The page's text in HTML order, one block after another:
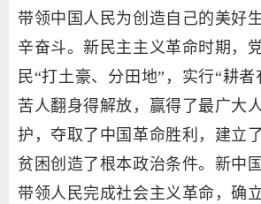
带领中国人民为创造自己的美好
辛奋斗。新民主主义革命时期，
民“打土豪、分田地”，实行“耕
苦人翻身得解放，赢得了最广大
护，夺取了中国革命胜利，建立
贫困创造了根本政治条件。新中
带领人民完成社会主义革命，确